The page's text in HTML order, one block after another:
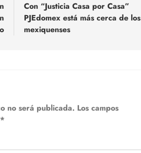
Con “Justicia Casa por Casa”
PJEdomex está más cerca de los
mexiquenses
no será publicada. Los campos
*